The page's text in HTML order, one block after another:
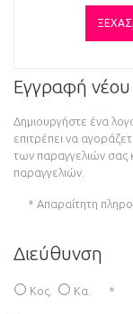
Εγγραφή
Δημιουργήστε ένα
επιτρέπει να
των παραγγελιών σας
παραγγελιών.
* Απαραίτητη
Διεύθυνση
Κος. Κα. *